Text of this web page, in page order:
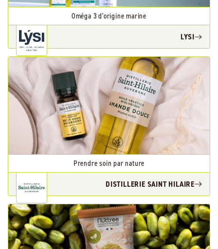
Oméga 3 d'origine marine
LYSI
Prendre soin par nature
DISTILLERIE SAINT HILAIRE